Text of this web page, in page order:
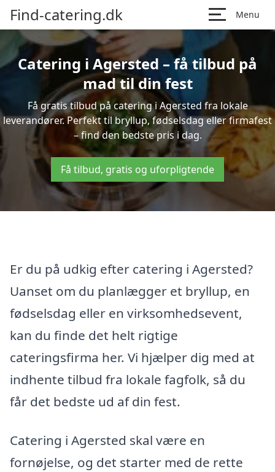
Find-catering.dk Menu
Catering i Agersted – få tilbud på
mad til din fest
Få gratis tilbud på catering i Agersted fra lokale
leverandører. Perfekt til bryllup, fødselsdag eller firmafest
– find den bedste pris i dag.
Få tilbud, gratis og uforpligtende
Er du på udkig efter catering i Agersted?
Uanset om du planlægger et bryllup, en
fødselsdag eller en virksomhedsevent,
kan du finde det helt rigtige
cateringsfirma her. Vi hjælper dig med at
indhente tilbud fra lokale fagfolk, så du
får det bedste ud af din fest.
Catering i Agersted skal være en
fornøjelse, og det starter med de rette